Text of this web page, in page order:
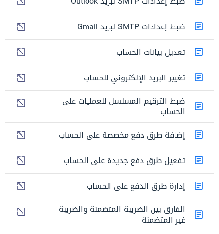
ضبط إعدادات SMTP لبريد Gmail
تعديل بيانات الحساب
تغيير البريد الإلكتروني للحساب
ضبط الترقيم المسلسل للعمليات على
الحساب
إضافة طرق دفع مخصصة على الحساب
تفعيل طرق دفع جديدة على الحساب
إدارة طرق الدفع على الحساب
الفارق بين الضريبة المتضمنة والضريبة
غير المتضمنة